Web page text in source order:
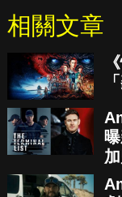
相關文章